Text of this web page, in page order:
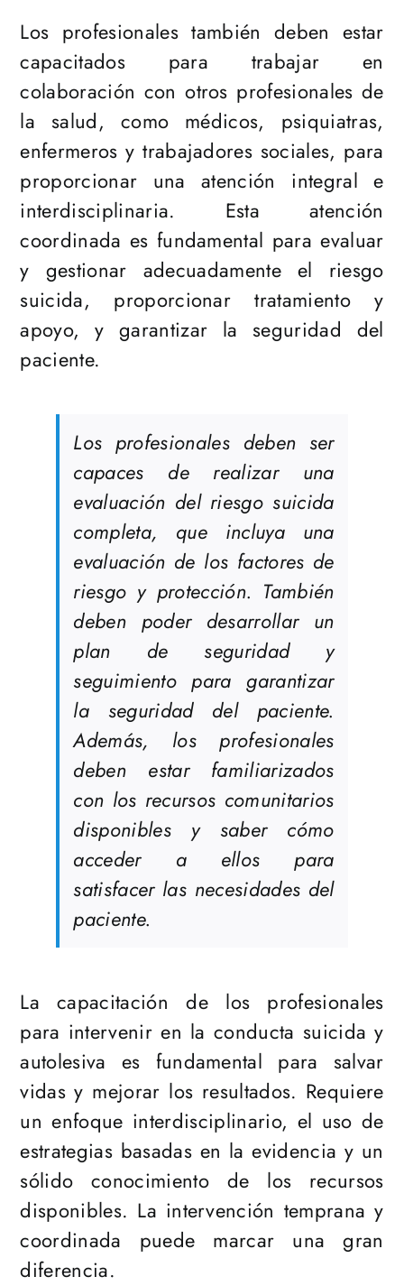
Los profesionales también deben estar
capacitados para trabajar en
colaboración con otros profesionales de
la salud, como médicos, psiquiatras,
enfermeros y trabajadores sociales, para
proporcionar una atención integral e
interdisciplinaria. Esta atención
coordinada es fundamental para evaluar
y gestionar adecuadamente el riesgo
suicida, proporcionar tratamiento y
apoyo, y garantizar la seguridad del
paciente.
Los profesionales deben ser
capaces de realizar una
evaluación del riesgo suicida
completa, que incluya una
evaluación de los factores de
riesgo y protección. También
deben poder desarrollar un
plan de seguridad y
seguimiento para garantizar
la seguridad del paciente.
Además, los profesionales
deben estar familiarizados
con los recursos comunitarios
disponibles y saber cómo
acceder a ellos para
satisfacer las necesidades del
paciente.
La capacitación de los profesionales
para intervenir en la conducta suicida y
autolesiva es fundamental para salvar
vidas y mejorar los resultados. Requiere
un enfoque interdisciplinario, el uso de
estrategias basadas en la evidencia y un
sólido conocimiento de los recursos
disponibles. La intervención temprana y
coordinada puede marcar una gran
diferencia.